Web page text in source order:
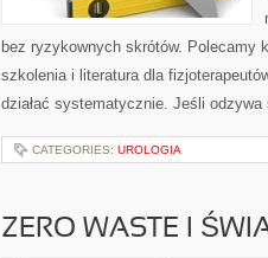
bez ryzykownych skrótów. Polecamy
szkolenia i literatura dla
działać systematycznie. Jeśli
CATEGORIES: UROLOGIA
ZERO WASTE I